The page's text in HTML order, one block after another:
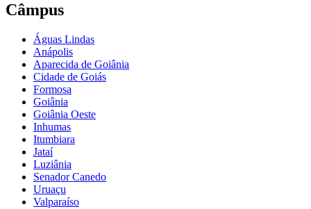
Câmpus
Águas Lindas
Anápolis
Aparecida de Goiânia
Cidade de Goiás
Formosa
Goiânia
Goiânia Oeste
Inhumas
Itumbiara
Jataí
Luziânia
Senador Canedo
Uruaçu
Valparaíso